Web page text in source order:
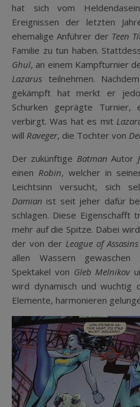
hat sich vom
Ereignissen der letzten
ehemalige Anführer der Teen
Familie zu tun haben.
Ghul, an einem Kampfturnier
Lazarus teilnehmen.
gekämpft hat merkt er
Schurken geprägte Turnier,
verbirgt. Was hat es mit
will Raveger, die Tochter von
Der zukünftige BatmanAutor
einen Robin, welcher in
Leichtsinn versucht, sich
Damian ist seit jeher dafür
schlagen. Diese Eigenschafft
mehr auf die Spitze. Dabei
der von der League of Assasins
allen Wassern
Spektakel von Gleb Melnikov
wird dynamisch und wuchtig
Elemente, harmonieren